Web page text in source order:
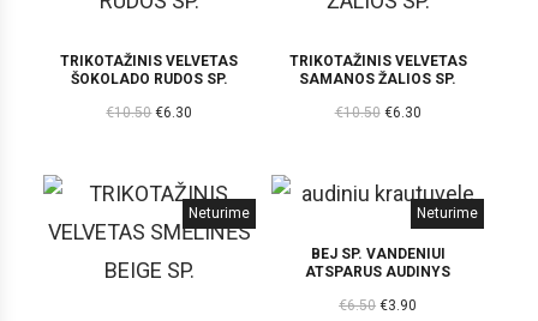
TRIKOTAŽINIS VELVETAS
ŠOKOLADO RUDOS SP.
€10.50 €6.30
TRIKOTAŽINIS VELVETAS
SAMANOS ŽALIOS SP.
€10.50 €6.30
Neturime Neturime
BEJ SP. VANDENIUI
ATSPARUS AUDINYS
€6.50 €3.90